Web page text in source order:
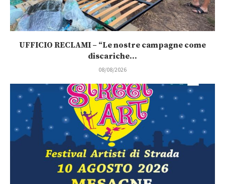
UFFICIO RECLAMI – “Le nostre campagne come
discariche...
08/08/2026